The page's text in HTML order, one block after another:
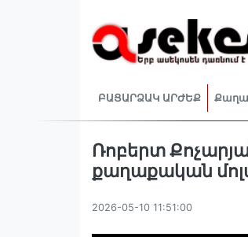
ԲԱՑԱՐՁԱԿ ԱՐԺԵՔ
Ռոբերտ
քաղաքական
2026-05-10 11:51:00